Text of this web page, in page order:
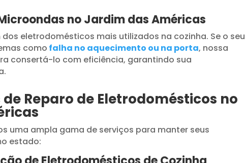
no Jardim das Américas
dos eletrodomésticos mais utilizados na cozinha. Se o seu
como falha no aquecimento ou na porta, nossa
consertá-lo com eficiência, garantindo sua
de Reparo de Eletrodomésticos no
uma ampla gama de serviços para manter seus
estado: